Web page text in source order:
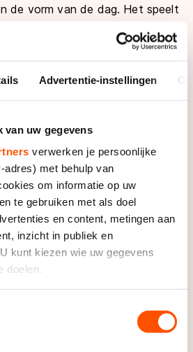
Advertentie-instellingen
van uw gegevens
verwerken je persoonlijke
adres) met behulp van
om informatie op uw
te gebruiken met als doel
en content, metingen aan
inzicht in publiek en
kunt kiezen wie uw gegevens
doelen.
over uw geografische locatie,
de vorm van de dag. Het speelt
en missertjes in het
dat de zaken er wezenlijk
tijdens de Spelen van Sotsji.
de Russen Pavel Kulizhnikov
Nederlandse sprinters voorbij
jonge Canadezen zich naar
veranderingen. Er
gereden. De belangrijkste
Kulizhnikov die als geen ander
in de laatste tweehonderd meter.
van de Rus wordt gekopieerd,